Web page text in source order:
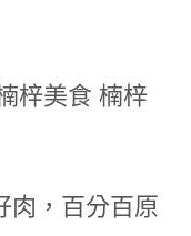
肉，百分百原